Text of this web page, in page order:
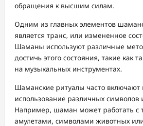
обращения к высшим силам.
Одним из главных элементов
является транс, или измененное
Шаманы используют различные
достичь этого состояния, такие как
на музыкальных инструментах.
Шаманские ритуалы часто включают
использование различных символов
Например, шаман может работать с
амулетами, символами животных